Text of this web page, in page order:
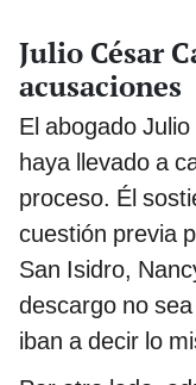
Julio César
acusaciones
El abogado
haya llevado a
proceso. Él
cuestión previa
San Isidro,
descargo no
iban a decir lo